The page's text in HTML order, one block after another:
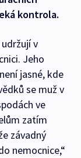
kontrola.
v
Jeho
jasné, kde
se muž v
ve
zatím
závadný
nemocnice,“